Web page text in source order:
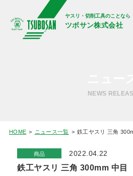
ヤスリ・切削工具のことなら
ツボサン株式会社
NEWS
HOME ニュース一覧 鉄工ヤスリ 三角
商品 2022.04.22
鉄工ヤスリ 三角 300mm 中目